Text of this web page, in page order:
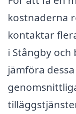
kostnaderna
kontaktar
i Stångby
jämföra